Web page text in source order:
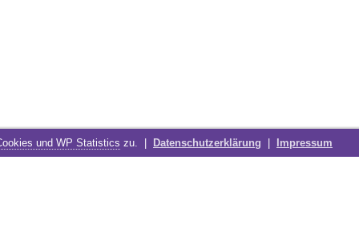
und WP Statistics zu. | Datenschutzerklärung Impressum